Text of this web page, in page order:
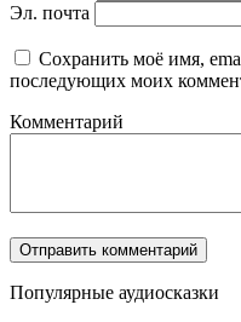
Эл. почта
Сохранить моё имя,
последующих моих
Комментарий
Популярные аудиосказки